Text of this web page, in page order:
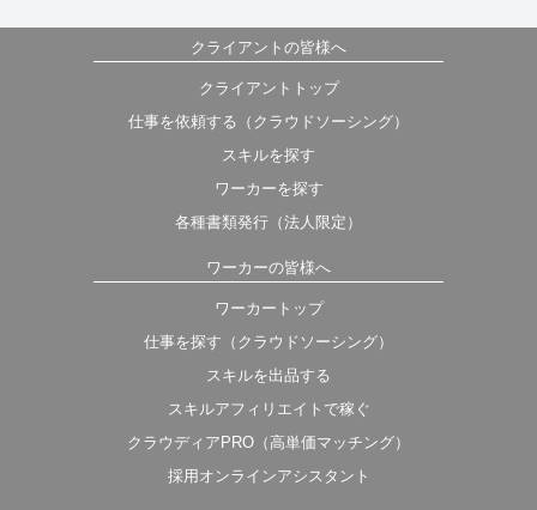
クライアントの皆様へ
クライアントトップ
仕事を依頼する（クラウドソーシング）
スキルを探す
ワーカーを探す
各種書類発行（法人限定）
ワーカーの皆様へ
ワーカートップ
仕事を探す（クラウドソーシング）
スキルを出品する
スキルアフィリエイトで稼ぐ
クラウディアPRO（高単価マッチング）
採用オンラインアシスタント